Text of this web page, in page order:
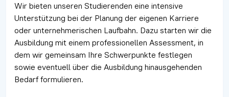
Wir bieten unseren Studierenden eine intensive
Unterstützung bei der Planung der eigenen Karriere
oder unternehmerischen Laufbahn. Dazu starten wir die
Ausbildung mit einem professionellen Assessment, in
dem wir gemeinsam Ihre Schwerpunkte festlegen
sowie eventuell über die Ausbildung hinausgehenden
Bedarf formulieren.